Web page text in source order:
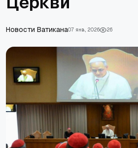
Новости Ватикана07 янв., 2026 26